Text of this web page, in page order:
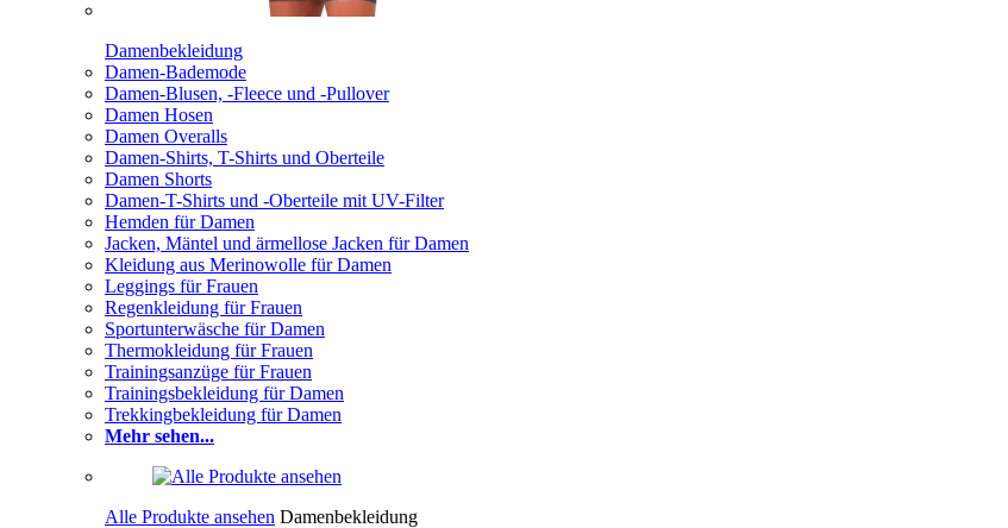
Damenbekleidung
Damen-Bademode
Damen-Blusen, -Fleece und -Pullover
Damen Hosen
Damen Overalls
Damen-Shirts, T-Shirts und Oberteile
Damen Shorts
Damen-T-Shirts und -Oberteile mit UV-Filter
Hemden für Damen
Jacken, Mäntel und ärmellose Jacken für Damen
Kleidung aus Merinowolle für Damen
Leggings für Frauen
Regenkleidung für Frauen
Sportunterwäsche für Damen
Thermokleidung für Frauen
Trainingsanzüge für Frauen
Trainingsbekleidung für Damen
Trekkingbekleidung für Damen
Mehr sehen...
Alle Produkte ansehen Damenbekleidung